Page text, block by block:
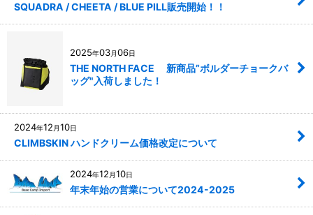
SQUADRA / CHEETA / BLUE PILL販売開始！！
2025年03月06日
THE NORTH FACE 新商品”ボルダーチョークバ
ッグ"入荷しました！
2024年12 月10日
CLIMBSKIN ハンドクリーム価格改定について
2024年12 月10日
年末年始の営業について2024-2025